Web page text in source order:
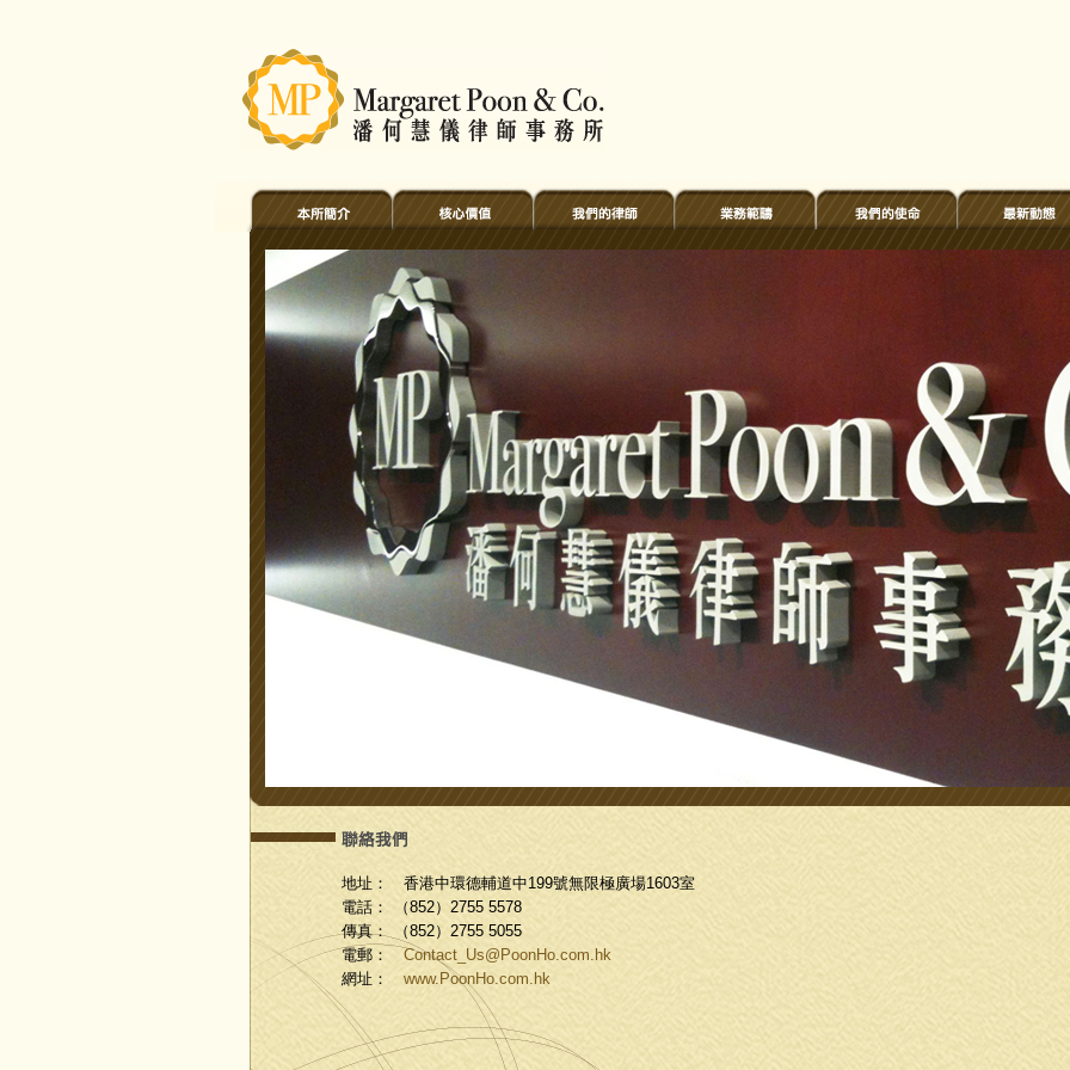
地址：
香港中環德輔道中199號無限極廣場1603室
電話：
（852）2755 5578
傳真：
（852）2755 5055
電郵：
Contact_Us@PoonHo.com.hk
網址：
www.PoonHo.com.hk